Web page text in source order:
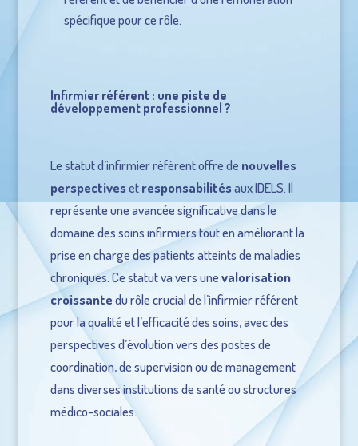
spécifique pour ce rôle.
Infirmier référent : une piste de
développement professionnel ?
Le statut d’infirmier référent offre de nouvelles
perspectivesetresponsabilitésaux IDELS. Il
représente une avancée significative dans le
domaine des soins infirmiers tout en améliorant la
prise en charge des patients atteints de maladies
chroniques. Ce statut va vers unevalorisation
croissantedu rôle crucial de l’infirmier référent
pour la qualité et l’efficacité des soins, avec des
perspectives d’évolution vers des postes de
coordination, de supervision ou de management
dans diverses institutions de santé ou structures
médico-sociales.